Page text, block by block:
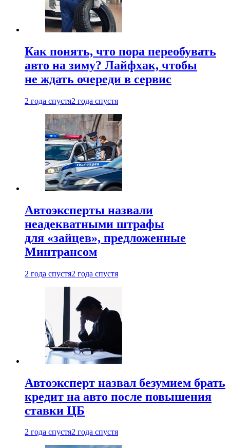
Как понять, что пора переобувать
авто на зиму? Лайфхак, чтобы
не ждать очереди в сервис
2 года спустя2 года спустя
Автоэксперты назвали
неадекватными штрафы
для «зайцев», предложенные
Минтрансом
2 года спустя2 года спустя
Автоэксперт назвал безумием брать
кредит на авто после повышения
ставки ЦБ
2 года спустя2 года спустя